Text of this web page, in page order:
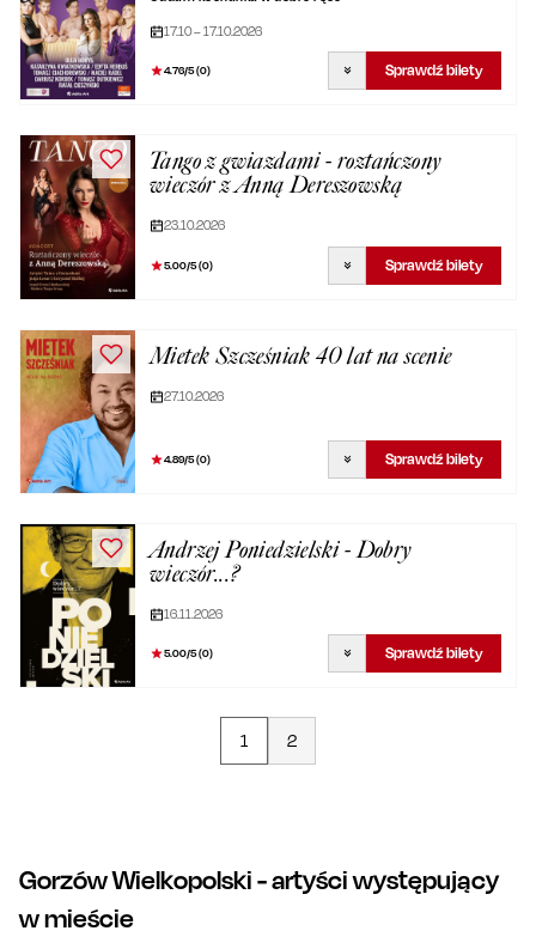
17.10 – 17.10.2026
4.76/5 (0) Sprawdź bilety
Tango z gwiazdami - roztańczony
wieczór z Anną Dereszowską
23.10.2026
5.00/5 (0) Sprawdź bilety
Mietek Szcześniak 40 lat na scenie
27.10.2026
4.89/5 (0) Sprawdź bilety
Andrzej Poniedzielski - Dobry
wieczór...?
16.11.2026
5.00/5 (0) Sprawdź bilety
1 2
Gorzów Wielkopolski- artyści występujący
w mieście